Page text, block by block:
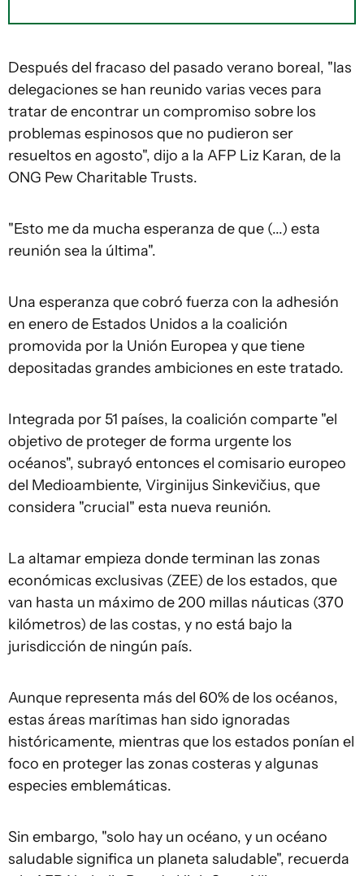
Después del fracaso del pasado verano boreal, "las
delegaciones se han reunido varias veces para
tratar de encontrar un compromiso sobre los
problemas espinosos que no pudieron ser
resueltos en agosto", dijo a la AFP Liz Karan, de la
ONG Pew Charitable Trusts.
"Esto me da mucha esperanza de que (...) esta
reunión sea la última".
Una esperanza que cobró fuerza con la adhesión
en enero de Estados Unidos a la coalición
promovida por la Unión Europea y que tiene
depositadas grandes ambiciones en este tratado.
Integrada por 51 países, la coalición comparte "el
objetivo de proteger de forma urgente los
océanos", subrayó entonces el comisario europeo
del Medioambiente, Virginijus Sinkevičius, que
considera "crucial" esta nueva reunión.
La altamar empieza donde terminan las zonas
económicas exclusivas (ZEE) de los estados, que
van hasta un máximo de 200 millas náuticas (370
kilómetros) de las costas, y no está bajo la
jurisdicción de ningún país.
Aunque representa más del 60% de los océanos,
estas áreas marítimas han sido ignoradas
históricamente, mientras que los estados ponían el
foco en proteger las zonas costeras y algunas
especies emblemáticas.
Sin embargo, "solo hay un océano, y un océano
saludable significa un planeta saludable", recuerda